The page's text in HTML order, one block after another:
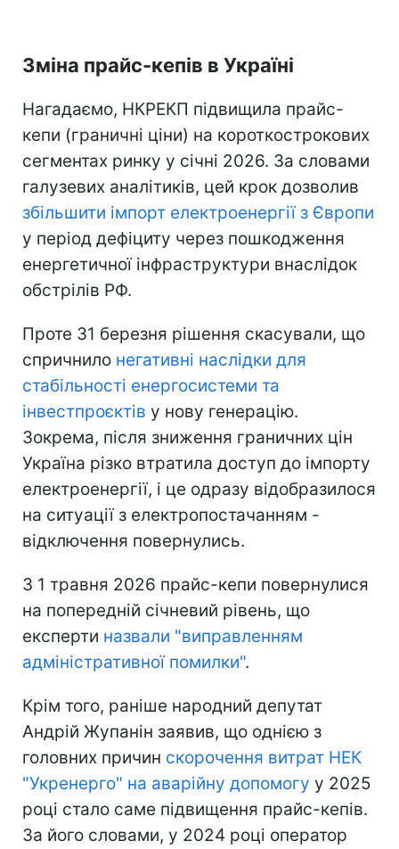
Зміна прайс-кепів в Україні
Нагадаємо, НКРЕКП підвищила прайс-
кепи (граничні ціни) на короткострокових
сегментах ринку у січні 2026. За словами
галузевих аналітиків, цей крок дозволив
збільшити імпорт електроенергії з Європи
у період дефіциту через пошкодження
енергетичної інфраструктури внаслідок
обстрілів РФ.
Проте 31 березня рішення скасували, що
спричнило негативні наслідки для
стабільності енергосистеми та
інвестпроєктів у нову генерацію.
Зокрема, після зниження граничних цін
Україна різко втратила доступ до імпорту
електроенергії, і це одразу відобразилося
на ситуації з електропостачанням -
відключення повернулись.
З 1 травня 2026 прайс-кепи повернулися
на попередній січневий рівень, що
експерти назвали "виправленням
адміністративної помилки".
Крім того, раніше народний депутат
Андрій Жупанін заявив, що однією з
головних причин скорочення витрат НЕК
"Укренерго" на аварійну допомогу у 2025
році стало саме підвищення прайс-кепів.
За його словами, у 2024 році оператор